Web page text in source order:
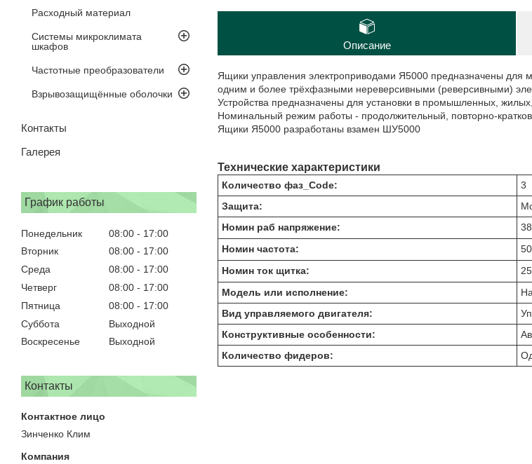
Расходный материал
Системы микроклимата
шкафов
Частотные преобразователи
Взрывозащищённые оболочки
Контакты
Галерея
График работы
Понедельник 08:00
17:00
Вторник
08:00
17:00
Среда
08:00
17:00
Четверг
08:00
17:00
Пятница
08:00
17:00
Суббота
Выходной
Воскресенье
Выходной
Контакты
Зинченко Клим
Описание
Ящики управления электроприводами Я5000 предназначены для
одним и более трёхфазными нереверсивными (реверсивными)
Устройства предназначены для установки в промышленных,
Номинальный режим работы - продолжительный, повторно-
Ящики Я5000 разработаны взамен ШУ5000
Технические характеристики
Количество фаз_Code:
3
Защита:
Номин раб напряжение:
Номин частота: 50
Номин ток щитка: 25
Модель или исполнение:
Вид управляемого двигателя:
Конструктивные особенности:
Количество фидеров: